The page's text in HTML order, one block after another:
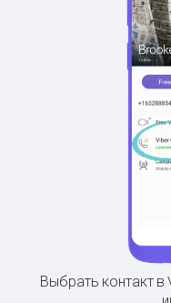
Выбрать контакт в